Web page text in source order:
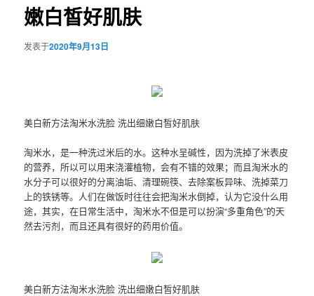
嫩白皙好肌肤
发表于2020年9月13日
美白新方法淘米水洗脸 洗出细嫩白皙好肌肤
淘米水，是一种洗过米后的水。这种水呈碱性，因为洗掉了米表皮
的营养，所以可以用来浇灌植物，会有不错的效果；而且淘米水的
水分子可以很好的分离油垢、清理碗筷、去除案板异味、洗掉菜刀
上的铁锈等。人们在做饭时往往会把淘米水倒掉，认为它没什么用
途，其实，在日常生活中，淘米水不但是可以扮演“多重角色”的天
然去污剂，而且还具有很好的药用价值。
美白新方法淘米水洗脸 洗出细嫩白皙好肌肤